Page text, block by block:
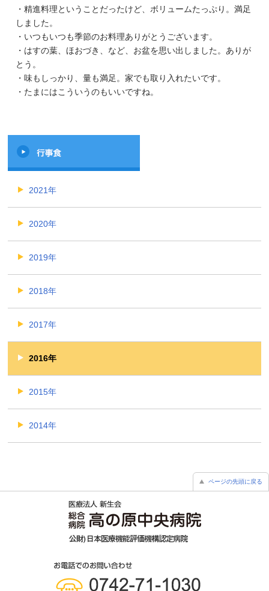
・精進料理ということだったけど、ボリュームたっぷり。満足
しました。
・いつもいつも季節のお料理ありがとうございます。
・はすの葉、ほおづき、など、お盆を思い出しました。ありが
とう。
・味もしっかり、量も満足。家でも取り入れたいです。
・たまにはこういうのもいいですね。
2021年
2020年
2019年
2018年
2017年
2016年
2015年
2014年
ページの先頭に戻る